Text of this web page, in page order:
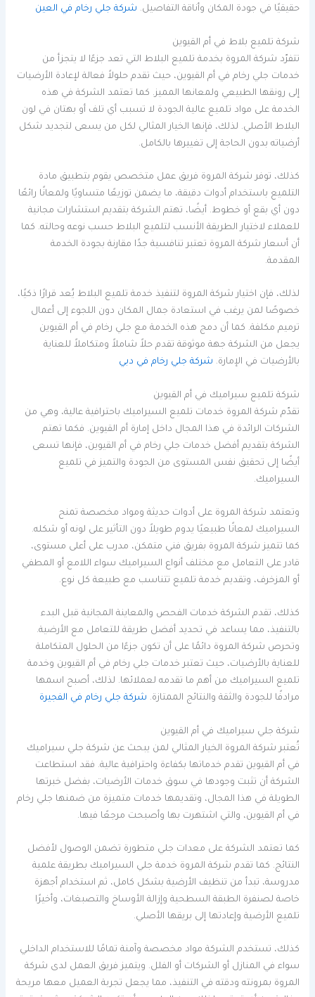
حقيقيًا في جودة المكان وأناقة التفاصيل. شركة جلي رخام في العين
شركة تلميع بلاط في أم القيوين
تتفرّد شركة المروة بخدمة تلميع البلاط التي تعد جزءًا لا يتجزأ من
خدمات جلي رخام في أم القيوين، حيث تقدم حلولاً فعالة لإعادة الأرضيات
إلى رونقها الطبيعي ولمعانها المميز. كما تعتمد الشركة في هذه
الخدمة على مواد تلميع عالية الجودة لا تسبب أي تلف أو بهتان في لون
البلاط الأصلي. لذلك، فإنها الخيار المثالي لكل من يسعى لتجديد شكل
أرضياته بدون الحاجة إلى تغييرها بالكامل.
كذلك، توفر شركة المروة فريق عمل متخصص يقوم بتطبيق مادة
التلميع باستخدام أدوات دقيقة، ما يضمن توزيعًا متساويًا ولمعانًا رائعًا
دون أي بقع أو خطوط. أيضًا، تهتم الشركة بتقديم استشارات مجانية
للعملاء لاختيار الطريقة الأنسب لتلميع البلاط حسب نوعه وحالته. كما
أن أسعار شركة المروة تعتبر تنافسية جدًا مقارنة بجودة الخدمة
المقدمة.
لذلك، فإن اختيار شركة المروة لتنفيذ خدمة تلميع البلاط يُعد قرارًا ذكيًا،
خصوصًا لمن يرغب في استعادة جمال المكان دون اللجوء إلى أعمال
ترميم مكلفة. كما أن دمج هذه الخدمة مع جلي رخام في أم القيوين
يجعل من الشركة جهة موثوقة تقدم حلاً شاملاً ومتكاملاً للعناية
بالأرضيات في الإمارة. شركة جلي رخام في دبي
شركة تلميع سيراميك في أم القيوين
تقدّم شركة المروة خدمات تلميع السيراميك باحترافية عالية، وهي من
الشركات الرائدة في هذا المجال داخل إمارة أم القيوين. فكما تهتم
الشركة بتقديم أفضل خدمات جلي رخام في أم القيوين، فإنها تسعى
أيضًا إلى تحقيق نفس المستوى من الجودة والتميز في تلميع
السيراميك.
وتعتمد شركة المروة على أدوات حديثة ومواد مخصصة تمنح
السيراميك لمعانًا طبيعيًا يدوم طويلاً دون التأثير على لونه أو شكله.
كما تتميز شركة المروة بفريق فني متمكن، مدرب على أعلى مستوى،
قادر على التعامل مع مختلف أنواع السيراميك سواء اللامع أو المطفي
أو المزخرف، وتقديم خدمة تلميع تتناسب مع طبيعة كل نوع.
كذلك، تقدم الشركة خدمات الفحص والمعاينة المجانية قبل البدء
بالتنفيذ، مما يساعد في تحديد أفضل طريقة للتعامل مع الأرضية.
وتحرص شركة المروة دائمًا على أن تكون جزءًا من الحلول المتكاملة
للعناية بالأرضيات، حيث تعتبر خدمات جلي رخام في أم القيوين وخدمة
تلميع السيراميك من أهم ما تقدمه لعملائها. لذلك، أصبح اسمها
مرادفًا للجودة والثقة والنتائج الممتازة. شركة جلي رخام في الفجيرة
شركة جلي سيراميك في أم القيوين
تُعتبر شركة المروة الخيار المثالي لمن يبحث عن شركة جلي سيراميك
في أم القيوين تقدم خدماتها بكفاءة واحترافية عالية. فقد استطاعت
الشركة أن تثبت وجودها في سوق خدمات الأرضيات، بفضل خبرتها
الطويلة في هذا المجال، وتقديمها خدمات متميزة من ضمنها جلي رخام
في أم القيوين، والتي اشتهرت بها وأصبحت مرجعًا فيها.
كما تعتمد الشركة على معدات جلي متطورة تضمن الوصول لأفضل
النتائج. كما تقدم شركة المروة خدمة جلي السيراميك بطريقة علمية
مدروسة، تبدأ من تنظيف الأرضية بشكل كامل، ثم استخدام أجهزة
خاصة لصنفرة الطبقة السطحية وإزالة الأوساخ والتصبغات، وأخيرًا
تلميع الأرضية وإعادتها إلى بريقها الأصلي.
كذلك، تستخدم الشركة مواد مخصصة وآمنة تمامًا للاستخدام الداخلي
سواء في المنازل أو الشركات أو الفلل. ويتميز فريق العمل لدى شركة
المروة بمرونته ودقته في التنفيذ، مما يجعل تجربة العميل معها مريحة